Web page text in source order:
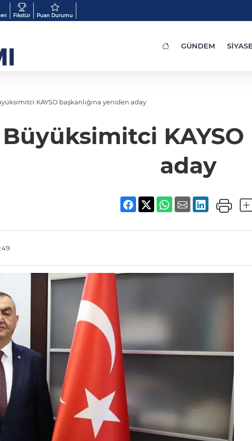
Fikstür Puan Durumu
GÜNDEM
KAYSO başkanlığına yeniden aday
KAYSO
aday